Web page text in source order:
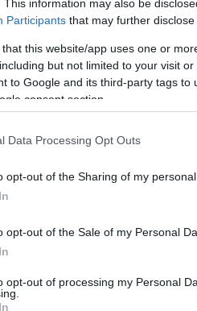
This information may also be
Participants that may further
that this website/app uses one or
but not limited to your visit
to Google and its third-party tags
consent section.
Data Processing Opt Outs
opt-out of the Sharing of my personal
opt-out of the Sale of my Personal
opt-out of processing my Personal
in esito alla quale,
appositamente fatte
stupefacente. È risultato
in modo del tutto
trovati sul posto hanno
dell’utilizzo delle utenze
-. L’uomo è stato posto a
ascrittegli,
l’abitazione adibita ad
il profilo strutturale ed
provvedimenti anche in